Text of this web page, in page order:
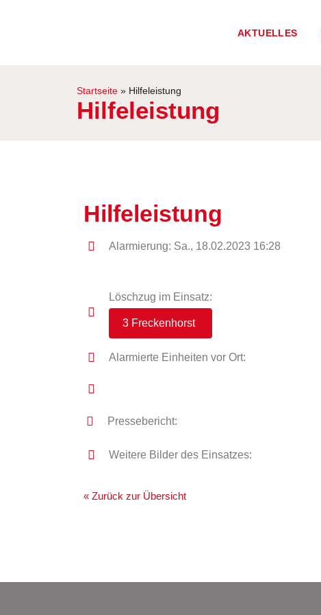
AKTUELLES
Startseite » Hilfeleistung
Hilfeleistung
Hilfeleistung
Alarmierung: Sa., 18.02.2023 16:28
Löschzug im Einsatz:
3 Freckenhorst
Alarmierte Einheiten vor Ort:
Pressebericht:
Weitere Bilder des Einsatzes:
« Zurück zur Übersicht